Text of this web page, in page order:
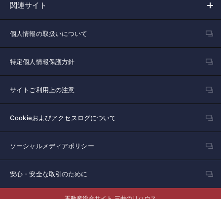
関連サイト
個人情報の取扱いについて
特定個人情報保護方針
サイトご利用上の注意
Cookieおよびアクセスログについて
ソーシャルメディアポリシー
安心・安全な取引のために